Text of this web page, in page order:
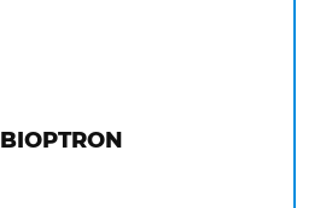
BIOPTRON